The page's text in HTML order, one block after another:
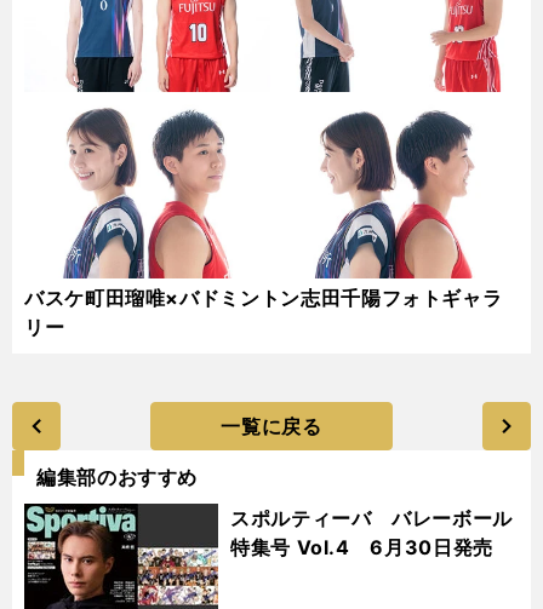
バスケ町田瑠唯×バドミントン志田千陽フォトギャラ
リー
一覧に戻る
編集部のおすすめ
スポルティーバ バレーボール
特集号 Vol.4 6月30日発売